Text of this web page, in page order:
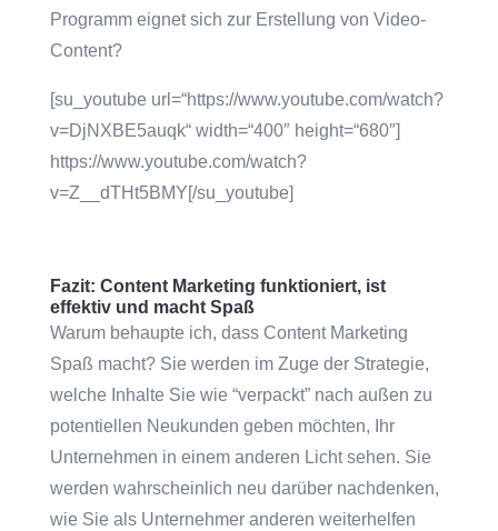
Programm eignet sich zur Erstellung von Video-
Content?
[su_youtube url=“https://www.youtube.com/watch?
v=DjNXBE5auqk“ width=“400″ height=“680″]
https://www.youtube.com/watch?
v=Z__dTHt5BMY[/su_youtube]
Fazit: Content Marketing funktioniert, ist
effektiv und macht Spaß
Warum behaupte ich, dass Content Marketing
Spaß macht? Sie werden im Zuge der Strategie,
welche Inhalte Sie wie “verpackt” nach außen zu
potentiellen Neukunden geben möchten, Ihr
Unternehmen in einem anderen Licht sehen. Sie
werden wahrscheinlich neu darüber nachdenken,
wie Sie als Unternehmer anderen weiterhelfen